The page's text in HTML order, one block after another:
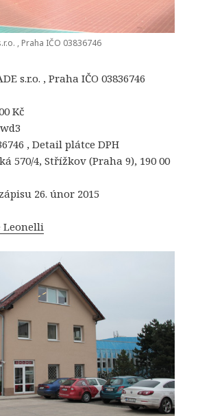
, Praha IČO 03836746
s.r.o. , Praha IČO 03836746
Kč
, Detail plátce DPH
570/4, Střížkov (Praha 9), 190 00
26. únor 2015
Leonelli